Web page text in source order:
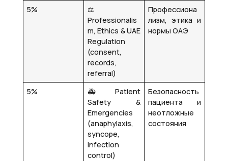
5%
⚖️
Professionalis
m, Ethics & UAE
Regulation
(consent,
records,
referral)
Профессиона
лизм, этика и
нормы ОАЭ
5%
🚑 Patient
Safety &
Emergencies
(anaphylaxis,
syncope,
infection
control)
Безопасность
пациента и
неотложные
состояния